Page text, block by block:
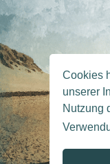
Cookies
unserer
Nutzung